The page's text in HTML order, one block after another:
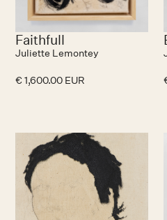
Faithfull
Juliette Lemontey
€ 1,600.00 EUR